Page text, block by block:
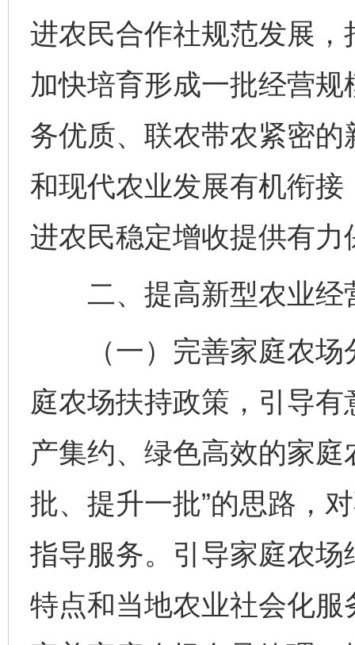
进农民合作社规范发展
加快培育形成一批经营
务优质、联农带农紧密
和现代农业发展有机衔
进农民稳定增收提供有力
二、提高新型农业经
（一）完善家庭农场
庭农场扶持政策，引导
产集约、绿色高效的家
批、提升一批”的思路，
指导服务。引导家庭农
特点和当地农业社会化